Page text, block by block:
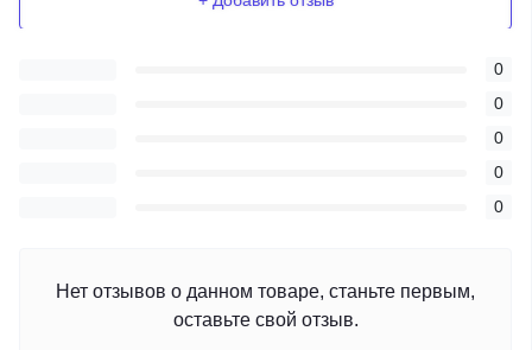
0
0
0
0
0
Нет отзывов о данном товаре, станьте первым,
оставьте свой отзыв.